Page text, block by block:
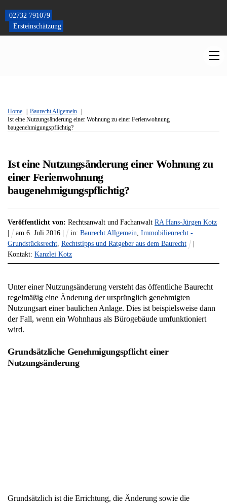
content
02732 791079
Ersteinschätzung
Home
Baurecht Allgemein
Ist eine Nutzungsänderung einer Wohnung zu einer Ferienwohnung
baugenehmigungspflichtig?
Ist eine Nutzungsänderung einer Wohnung zu
einer Ferienwohnung
baugenehmigungspflichtig?
Veröffentlicht von: Rechtsanwalt und Fachanwalt RA Hans-Jürgen Kotz
am6.Juli 2016 in:Baurecht Allgemein,Immobilienrecht -
Grundstücksrecht, Rechtstipps und Ratgeber aus dem Baurecht
Kontakt: Kanzlei Kotz
Unter einer Nutzungsänderung versteht das öffentliche Baurecht
regelmäßig eine Änderung der ursprünglich genehmigten
Nutzungsart einer baulichen Anlage. Dies ist beispielsweise dann
der Fall, wenn ein Wohnhaus als Bürogebäude umfunktioniert
wird.
Grundsätzliche Genehmigungspflicht einer
Nutzungsänderung
Grundsätzlich ist die Errichtung, die Änderung sowie die